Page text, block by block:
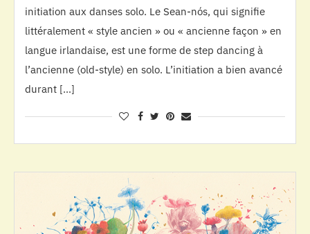
initiation aux danses solo. Le Sean-nós, qui signifie
littéralement « style ancien » ou « ancienne façon » en
langue irlandaise, est une forme de step dancing à
l’ancienne (old-style) en solo. L’initiation a bien avancé
durant […]